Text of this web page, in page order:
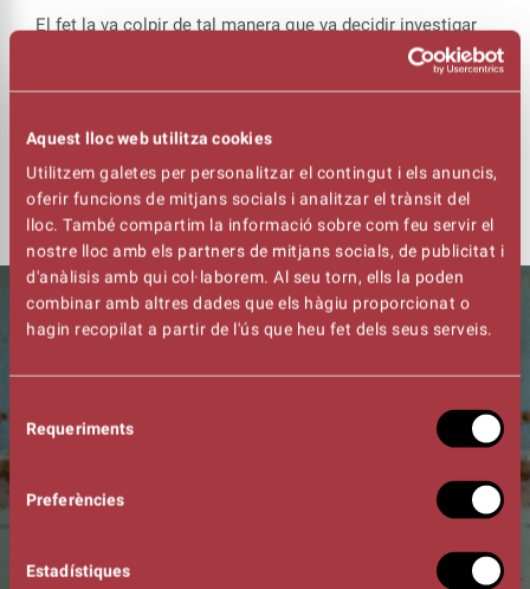
Aquest lloc web utilitza cookies
Utilitzem galetes per personalitzar el contingut i els anuncis,
oferir funcions de mitjans socials i analitzar el trànsit del
lloc. També compartim la informació sobre com feu servir el
nostre lloc amb els partners de mitjans socials, de publicitat i
d'anàlisis amb qui col·laborem. Al seu torn, ells la poden
combinar amb altres dades que els hàgiu proporcionat o
hagin recopilat a partir de l'ús que heu fet dels seus serveis.
Requeriments
Preferències
Estadístiques
El fet la va colpir de tal manera que va decidir investigar
sobre aquell grup de joves rebels que van bastir una
Un muntatge basat en fets reals, que explora els horrors
del conflicte sirià i que protagonitza la periodista Laura
Rosel.